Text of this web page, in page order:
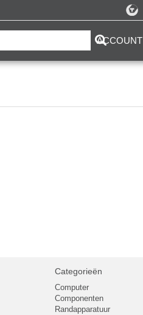
ACCOUNT
Categorieën
Computer
Componenten
Randapparatuur